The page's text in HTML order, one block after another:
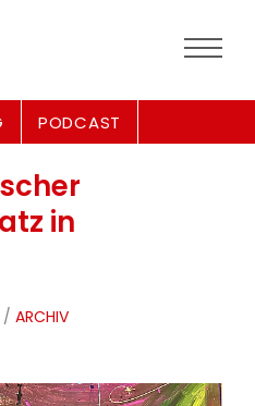
PODCAST
in
/ ARCHIV